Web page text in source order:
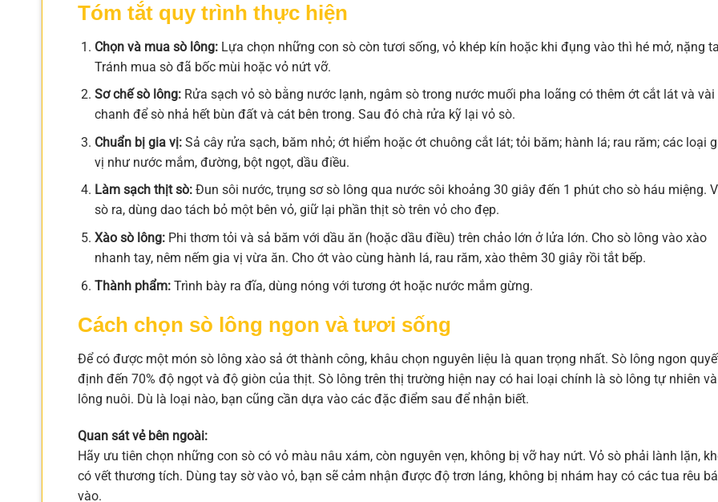
Tóm tắt quy trình thực hiện
Chọn và mua sò lông:Lựa chọn những con sò còn tươi sống, vỏ khép kín hoặc khi đụng vào thì hé mở, nặng
Tránh mua sò đã bốc mùi hoặc vỏ nứt vỡ.
Sơ chế sò lông:Rửa sạch vỏ sò bằng nước lạnh, ngâm sò trong nước muối pha loãng có thêm ớt cắt lát và vài
chanh để sò nhả hết bùn đất và cát bên trong. Sau đó chà rửa kỹ lại vỏ sò.
Chuẩn bị gia vị:Sả cây rửa sạch, băm nhỏ; ớt hiểm hoặc ớt chuông cắt lát; tỏi băm; hành lá; rau răm; các loại
vị như nước mắm, đường, bột ngọt, dầu điều.
Làm sạch thịt sò:Đun sôi nước, trụng sơ sò lông qua nước sôi khoảng 30 giây đến 1 phút cho sò háu miệng.
sò ra, dùng dao tách bỏ một bên vỏ, giữ lại phần thịt sò trên vỏ cho đẹp.
Xào sò lông:Phi thơm tỏi và sả băm với dầu ăn (hoặc dầu điều) trên chảo lớn ở lửa lớn. Cho sò lông vào xào
nhanh tay, nêm nếm gia vị vừa ăn. Cho ớt vào cùng hành lá, rau răm, xào thêm 30 giây rồi tắt bếp.
Thành phẩm:Trình bày ra đĩa, dùng nóng với tương ớt hoặc nước mắm gừng.
Cách chọn sò lông ngon và tươi sống
Để có được một món sò lông xào sả ớt thành công, khâu chọn nguyên liệu là quan trọng nhất. Sò lông ngon
định đến 70% độ ngọt và độ giòn của thịt. Sò lông trên thị trường hiện nay có hai loại chính là sò lông tự nhiên
lông nuôi. Dù là loại nào, bạn cũng cần dựa vào các đặc điểm sau để nhận biết.
Quan sát vẻ bên ngoài:
Hãy ưu tiên chọn những con sò có vỏ màu nâu xám, còn nguyên vẹn, không bị vỡ hay nứt. Vỏ sò phải lành lặn,
có vết thương tích. Dùng tay sờ vào vỏ, bạn sẽ cảm nhận được độ trơn láng, không bị nhám hay có các tua rêu
vào.